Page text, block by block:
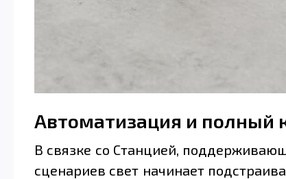
Автоматизация и полный
В связке со Станцией,
сценариев свет начинает